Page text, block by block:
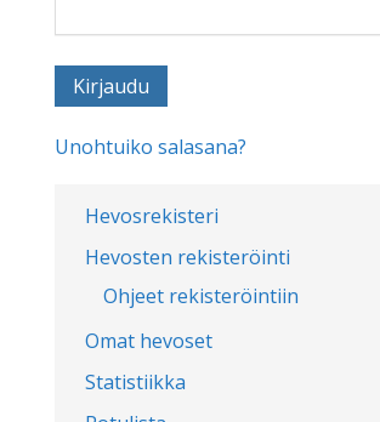
Hevosrekisteri
Hevosten rekisteröinti
Ohjeet rekisteröintiin
Omat hevoset
Statistiikka
Unohtuiko salasana?